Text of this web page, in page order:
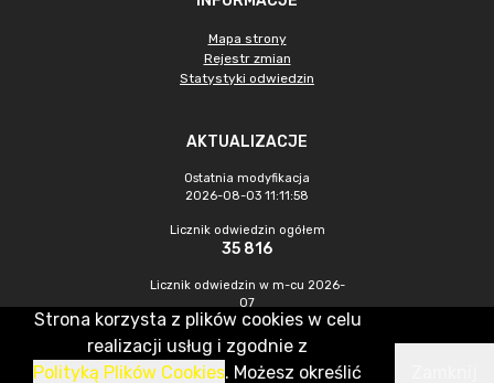
Mapa strony
Rejestr zmian
Statystyki odwiedzin
AKTUALIZACJE
Ostatnia modyfikacja
2026-08-03 11:11:58
Licznik odwiedzin ogółem
35 816
Licznik odwiedzin w m-cu 2026-
07
475
CMS & Hosting: Nefeni Sp. z o.o.
Strona korzysta z plików cookies w celu
realizacji usług i zgodnie z
Polityką Plików Cookies. Możesz określić